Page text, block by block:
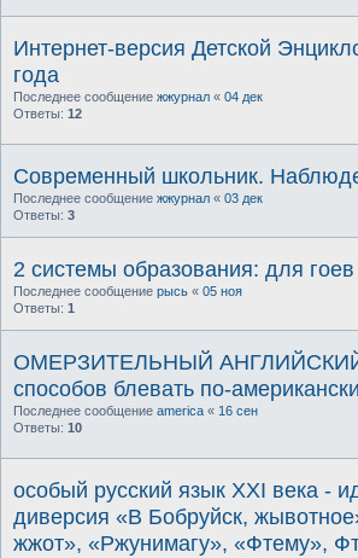
Интернет-версия Детской
года
Последнее сообщение жжурнал « 04 дек
Ответы: 12
Современный школьник.
Последнее сообщение жжурнал « 03 дек
Ответы: 3
2 системы образования: для
Последнее сообщение рысь « 05 ноя
Ответы: 1
ОМЕРЗИТЕЛЬНЫЙ
способов блевать по-американски
Последнее сообщение america « 16 сен
Ответы: 10
особый русский язык XXI века -
диверсия «В Бобруйск,
жжот», «Ржунимагу», «Фтему»,